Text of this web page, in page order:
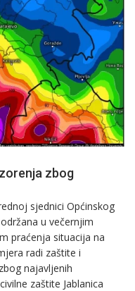
zbog
sjednici Općinskog
u večernjim
praćenja situacija na
radi zaštite i
najavljenih
zaštite Jablanica